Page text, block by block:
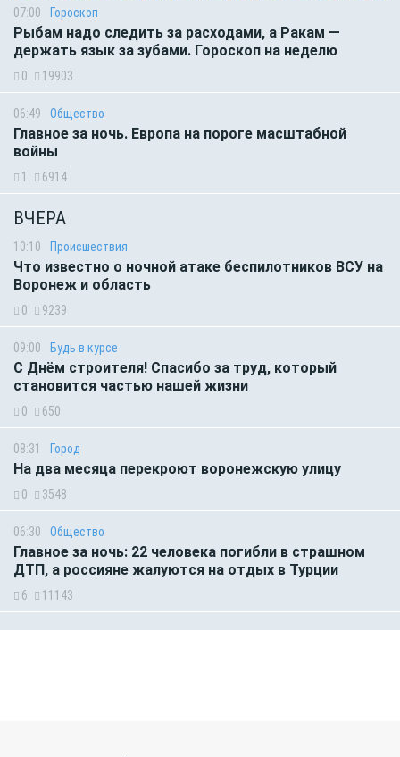
07:00 Гороскоп
Рыбам надо следить за расходами, а Ракам —
держать язык за зубами. Гороскоп на неделю
0 19903
06:49 Общество
Главное за ночь. Европа на пороге масштабной
войны
1 6914
ВЧЕРА
10:10 Происшествия
Что известно о ночной атаке беспилотников ВСУ на
Воронеж и область
0 9239
09:00 Будь в курсе
С Днём строителя! Спасибо за труд, который
становится частью нашей жизни
0 650
08:31 Город
На два месяца перекроют воронежскую улицу
0 3548
06:30 Общество
Главное за ночь: 22 человека погибли в страшном
ДТП, а россияне жалуются на отдых в Турции
6 11143